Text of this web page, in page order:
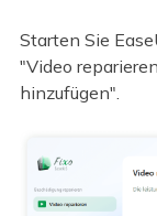
Starten Sie
"Video
hinzufügen".